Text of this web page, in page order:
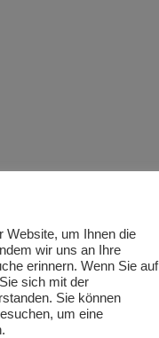
Website, um Ihnen die
wir uns an Ihre
erinnern. Wenn Sie auf
sich mit der
Sie können
um eine